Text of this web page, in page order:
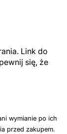
Link do
się, że
wymianie po ich
przed zakupem.